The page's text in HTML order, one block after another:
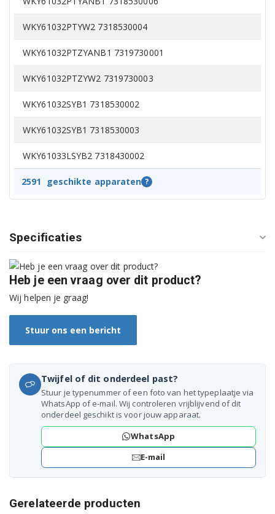
WKY61032PTYW2 7318530004
WKY61032PTZYANB1 7319730001
WKY61032PTZYW2 7319730003
WKY61032SYB1 7318530002
WKY61032SYB1 7318530003
WKY61033LSYB2 7318430002
WKY61033PTLYB3 7318430001
WKY61231PTMB3 7314830001
WKY61231PTZYB3 7319710001
WKY61231YB3 7315430002
WKY61232PTYB3 7318530005
WKY61232PTZYB3 7319730002
WKY61233LSYB2 7318430004
WKY61233PTLYB3 7318430003
WKY70821LYW2 7317210001
2591 geschikte apparaten ?
Specificaties
Heb je een vraag over dit product?
Wij helpen je graag!
Stuur ons een bericht
Twijfel of dit onderdeel past?
Stuur je typenummer of een foto van het typeplaatje via
WhatsApp of e-mail. Wij controleren vrijblijvend of dit
onderdeel geschikt is voor jouw apparaat.
WhatsApp
E-mail
Gerelateerde producten